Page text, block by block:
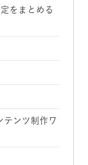
をまとめる
テンツ制作ワ